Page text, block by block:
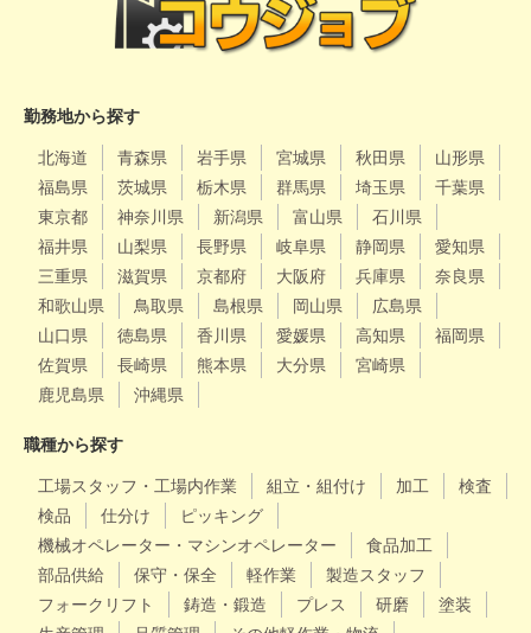
勤務地から探す
北海道 青森県 岩手県 宮城県 秋田県
山形県
福島県
茨城県 栃木県 群馬県 埼玉県
千葉県
東京都
神奈川県 新潟県 富山県
石川県
福井県
山梨県 長野県 岐阜県 静岡県
愛知県
三重県
滋賀県 京都府 大阪府 兵庫県
奈良県
和歌山県
鳥取県 島根県 岡山県
広島県
山口県
徳島県 香川県 愛媛県 高知県
福岡県
佐賀県
長崎県 熊本県 大分県
宮崎県
鹿児島県
沖縄県
職種から探す
工場スタッフ・工場内作業 組立・組付け 加工
検査
検品
仕分け
ピッキング
機械オペレーター・マシンオペレーター
食品加工
部品供給
保守・保全 軽作業
製造スタッフ
フォークリフト
鋳造・鍛造 プレス 研磨
塗装